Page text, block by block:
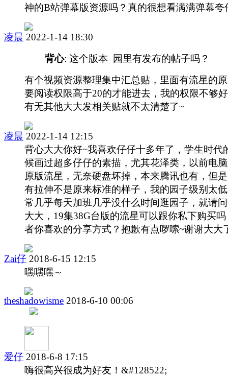
神的B站弹幕版资源吗？真的很想看满满弹幕夸
凌晨 2022-1-14 18:30
背心: 这个版本 园里有发布的帖子吗？
有个视频资源整理集中汇总贴，里面有流星的
要阅读权限高于20的才能进去，我的权限不够
有无其他大大发相关贴就不太清楚了~
凌晨 2022-1-14 12:15
背心大大你好~我喜欢仔仔十多年了，学生时代
候画过超多仔仔的素描，尤其花泽类，以前电
原版流星，无奈硬盘坏掉，本来腾讯也有，但
有拉伸不是原来标准的样子，我的园子级别太
常几乎每天加班几乎没什么时间逛园子，就请
大大，19集38G台版的流星可以跟你私下购买
者你喜欢的分享方式？抱歉有点啰嗦~谢谢大大
Zai仔 2018-6-15 12:15
嘿嘿嘿～
theshadowisme 2018-6-10 00:06
爱仔 2018-6-8 17:15
嗨很高兴很成为好友！&#128522;